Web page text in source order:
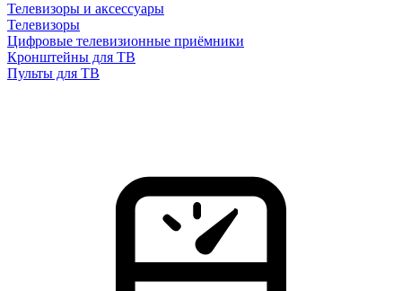
Телевизоры и аксессуары
Телевизоры
Цифровые телевизионные приёмники
Кронштейны для ТВ
Пульты для ТВ